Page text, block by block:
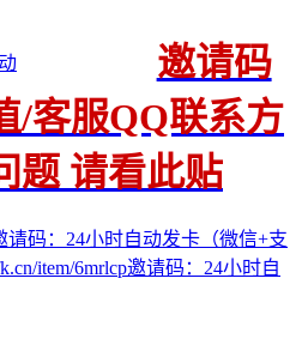
邀请码
/客服QQ联系方
题 请看此贴
请码：24小时自动发卡（微信+支
item/6mrlcp邀请码：24小时自